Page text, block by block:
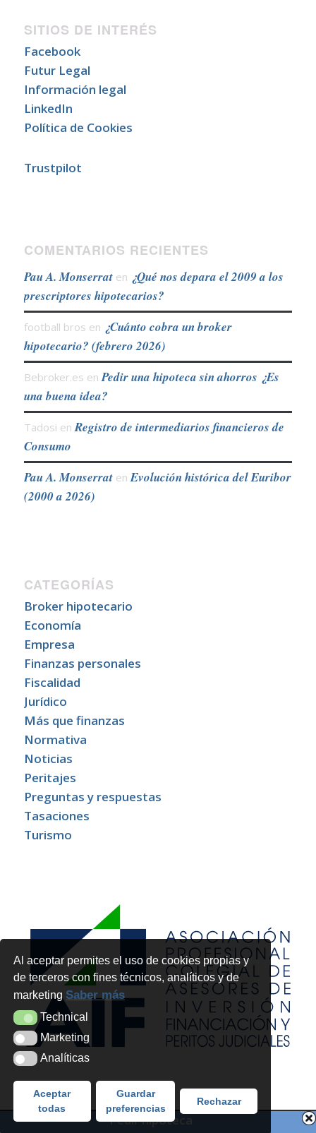
Al aceptar permites el uso de cookies propias y
de terceros con fines técnicos, analíticos y de
marketingSaber más
TechnicalTechnical
MarketingMarketing
AnalíticasAnalíticas
Aceptar
todas
Guardar
preferencias
Rechazar
SITIOS DE INTERÉS
Facebook
Futur Legal
Información legal
LinkedIn
Política de Cookies
Trustpilot
COMENTARIOS RECIENTES
Pau A. Monserraten ¿Qué nos depara el 2009 a los
prescriptores hipotecarios?
football bros en ¿Cuánto cobra un broker
hipotecario? (febrero 2026)
Bebroker.es en Pedir una hipoteca sin ahorros ¿Es
una buena idea?
Tadosi en Registro de intermediarios financieros de
Consumo
Pau A. Monserraten Evolución histórica del Euribor
(2000 a 2026)
CATEGORÍAS
Broker hipotecario
Economía
Empresa
Finanzas personales
Fiscalidad
Jurídico
Más que finanzas
Normativa
Noticias
Peritajes
Preguntas y respuestas
Tasaciones
Turismo
Pedir hipoteca